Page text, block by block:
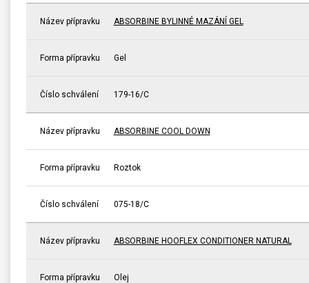
Název přípravku ABSORBINE BYLINNÉ MAZÁNÍ GEL
Forma přípravku Gel
Číslo schválení 179-16/C
Název přípravku ABSORBINE COOL DOWN
Forma přípravku Roztok
Číslo schválení 075-18/C
Název přípravku ABSORBINE HOOFLEX CONDITIONER NATURAL
Forma přípravku Olej